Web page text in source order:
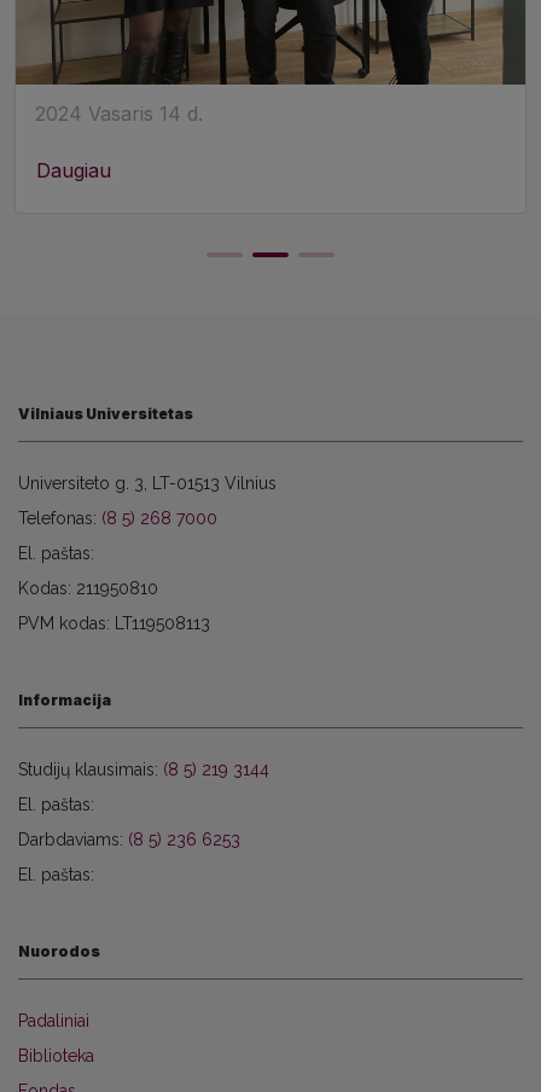
2024 Vasaris 14 d.
Daugiau
Vilniaus Universitetas
Universiteto g. 3, LT-01513 Vilnius
Telefonas: (8 5) 268 7000
El. paštas:
Kodas: 211950810
PVM kodas: LT119508113
Informacija
Studijų klausimais: (8 5) 219 3144
El. paštas:
Darbdaviams: (8 5) 236 6253
El. paštas:
Nuorodos
Padaliniai
Biblioteka